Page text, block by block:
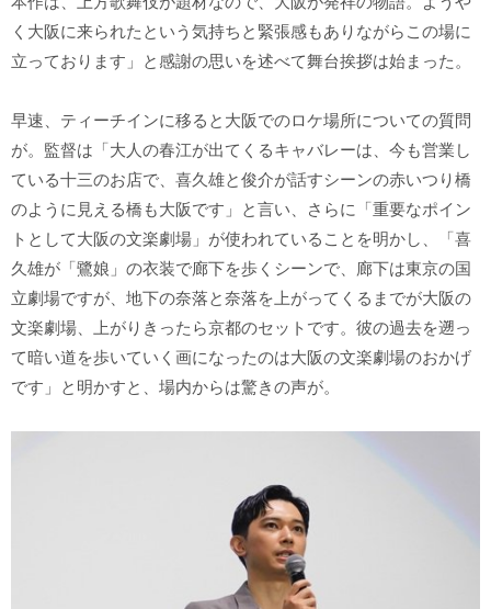
く大阪に来られたという気持ちと緊張感もありながらこの場に
立っております」と感謝の思いを述べて舞台挨拶は始まった。
早速、ティーチインに移ると大阪でのロケ場所についての質問
が。監督は「大人の春江が出てくるキャバレーは、今も営業し
ている十三のお店で、喜久雄と俊介が話すシーンの赤いつり橋
のように見える橋も大阪です」と言い、さらに「重要なポイン
トとして大阪の文楽劇場」が使われていることを明かし、「喜
久雄が「鷺娘」の衣装で廊下を歩くシーンで、廊下は東京の国
立劇場ですが、地下の奈落と奈落を上がってくるまでが大阪の
文楽劇場、上がりきったら京都のセットです。彼の過去を遡っ
て暗い道を歩いていく画になったのは大阪の文楽劇場のおかげ
です」と明かすと、場内からは驚きの声が。